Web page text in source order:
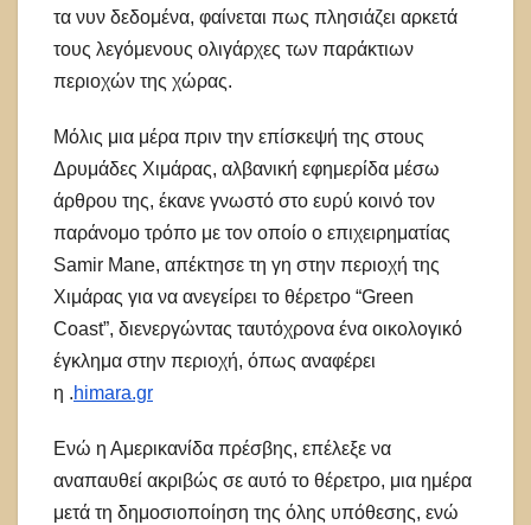
τα νυν δεδομένα, φαίνεται πως πλησιάζει αρκετά
τους λεγόμενους ολιγάρχες των παράκτιων
περιοχών της χώρας.
Μόλις μια μέρα πριν την επίσκεψή της στους
Δρυμάδες Χιμάρας, αλβανική εφημερίδα μέσω
άρθρου της, έκανε γνωστό στο ευρύ κοινό τον
παράνομο τρόπο με τον οποίο ο επιχειρηματίας
Samir Mane, απέκτησε τη γη στην περιοχή της
Χιμάρας για να ανεγείρει το θέρετρο “Green
Coast”, διενεργώντας ταυτόχρονα ένα οικολογικό
έγκλημα στην περιοχή, όπως αναφέρει
η .himara.gr
Ενώ η Αμερικανίδα πρέσβης, επέλεξε να
αναπαυθεί ακριβώς σε αυτό το θέρετρο, μια ημέρα
μετά τη δημοσιοποίηση της όλης υπόθεσης, ενώ